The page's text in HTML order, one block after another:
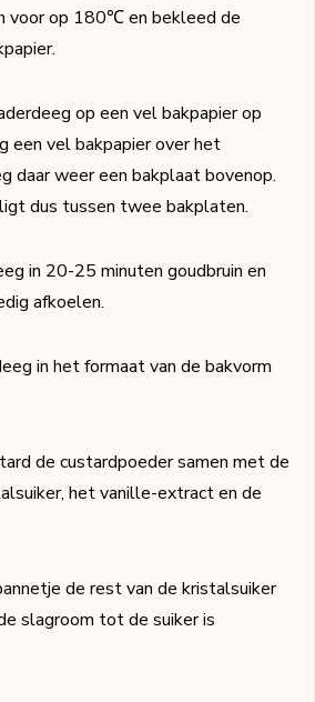
voor op 180℃ en bekleed de
op een vel bakpapier op
een vel bakpapier over het
daar weer een bakplaat bovenop.
dus tussen twee bakplaten.
in 20-25 minuten goudbruin en
afkoelen.
in het formaat van de bakvorm
de custardpoeder samen met de
het vanille-extract en de
de rest van de kristalsuiker
slagroom tot de suiker is